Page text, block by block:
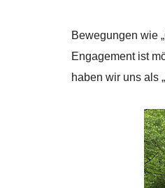
Bewegungen wie
Engagement ist
haben wir uns als